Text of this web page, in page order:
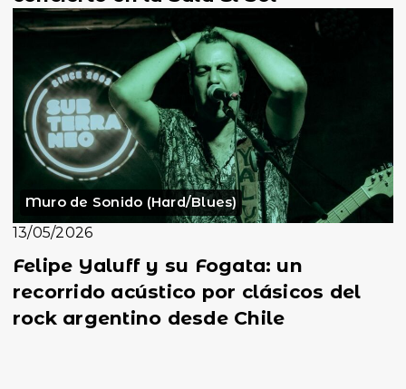
Muro de Sonido (Hard/Blues)
13/05/2026
Felipe Yaluff y su Fogata: un
recorrido acústico por clásicos del
rock argentino desde Chile